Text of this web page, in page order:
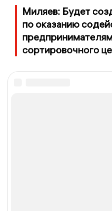
Миляев: Будет
по оказанию
сортировочного